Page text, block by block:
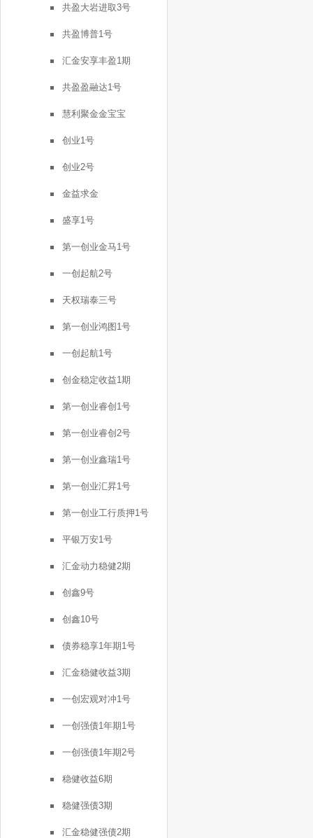
共盈大岩进取3号
共盈博普1号
汇金安享丰盈1期
共盈盈融达1号
慧利聚金金宝宝
创业1号
创业2号
金益求金
盛享1号
第一创业金马1号
一创起航2号
天权瑞泰三号
第一创业鸿图1号
一创起航1号
创金稳定收益1期
第一创业睿创1号
第一创业睿创2号
第一创业鑫瑞1号
第一创业汇昇1号
第一创业工行质押1号
平银万安1号
汇金动力稳健2期
创鑫9号
创鑫10号
债券稳享1年期1号
汇金稳健收益3期
一创宏观对冲1号
一创强债1年期1号
一创强债1年期2号
稳健收益6期
稳健强债3期
汇金稳健强债2期